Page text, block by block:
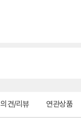
의견/리뷰 연관상품